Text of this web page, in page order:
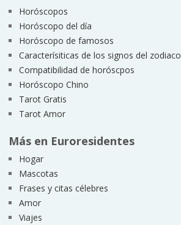
Horóscopos
Horóscopo del día
Horóscopo de famosos
Caracterísiticas de los signos del zodiaco
Compatibilidad de horóscpos
Horóscopo Chino
Tarot Gratis
Tarot Amor
Más en Euroresidentes
Hogar
Mascotas
Frases y citas célebres
Amor
Viajes